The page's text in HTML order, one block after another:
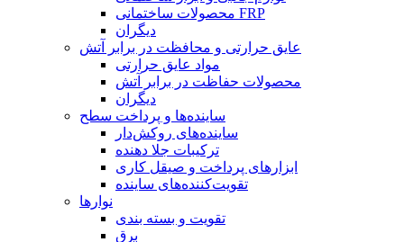
محصولات ساختمانی FRP
دیگران
عایق حرارتی و محافظت در برابر آتش
مواد عایق حرارتی
محصولات حفاظت در برابر آتش
دیگران
ساینده‌ها و پرداخت سطح
ساینده‌های روکش‌دار
ترکیبات جلا دهنده
ابزارهای پرداخت و صیقل کاری
تقویت‌کننده‌های ساینده
نوارها
تقویت و بسته بندی
برق